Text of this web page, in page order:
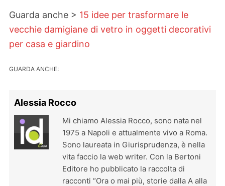
Guarda anche > 15 idee per trasformare le
vecchie damigiane di vetro in oggetti decorativi
per casa e giardino
GUARDA ANCHE:
Alessia Rocco
Mi chiamo Alessia Rocco, sono nata nel
1975 a Napoli e attualmente vivo a Roma.
Sono laureata in Giurisprudenza, è nella
vita faccio la web writer. Con la Bertoni
Editore ho pubblicato la raccolta di
racconti “Ora o mai più, storie dalla A alla